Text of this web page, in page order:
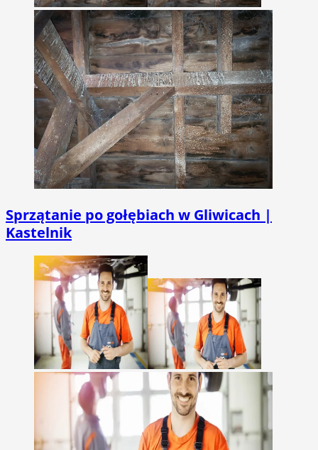
Sprzątanie po gołębiach w Gliwicach |
Kastelnik